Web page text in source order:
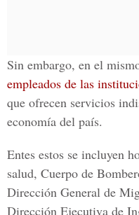
Sin embargo, en el
empleados de las
que ofrecen servicios
economía del país.
Entes estos se incluyen
salud, Cuerpo de
Dirección General de
Dirección Ejecutiva de